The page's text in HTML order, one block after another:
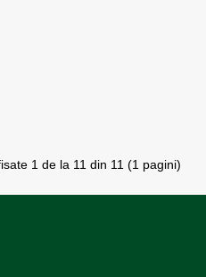
1 de la 11 din 11 (1 pagini)